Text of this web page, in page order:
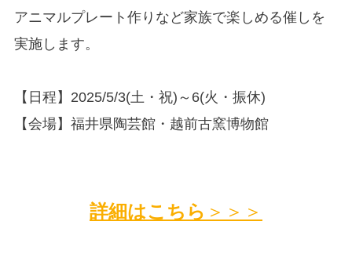
アニマルプレート作りなど家族で楽しめる催しを
実施します。
【日程】2025/5/3(土・祝)～6(火・振休)
【会場】福井県陶芸館・越前古窯博物館
詳細はこちら ＞＞＞